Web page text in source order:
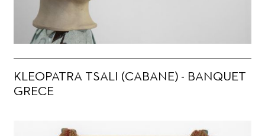
KLEOPATRA TSALI (CABANE) - BANQUET
GRECE